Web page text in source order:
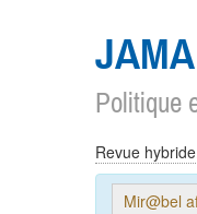
Politique
Revue hybride
Mir@bel